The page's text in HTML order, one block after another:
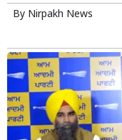
By Nirpakh News